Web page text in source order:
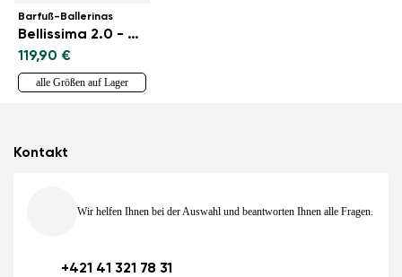
Barfuß-Ballerinas
Bellissima 2.0 - Rose Gold
119,90 €
alle Größen auf Lager
Kontakt
Wir helfen Ihnen bei der Auswahl und beantworten Ihnen alle Fragen.
+421 41 321 78 31